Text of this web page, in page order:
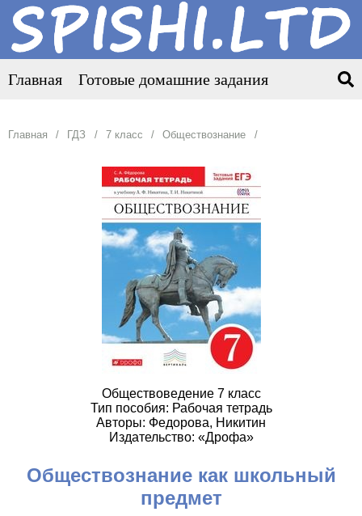
Главная Готовые домашние задания
Главная ГДЗ 7 класс Обществознание
Обществоведение 7 класс
Тип пособия: Рабочая тетрадь
Авторы: Федорова, Никитин
Издательство: «Дрофа»
Обществознание как школьный
предмет